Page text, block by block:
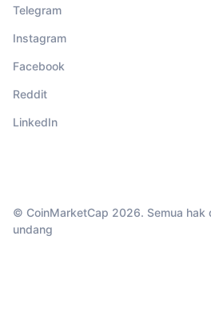
Telegram
Instagram
Facebook
Reddit
LinkedIn
© CoinMarketCap 2026. Semua hak
undang